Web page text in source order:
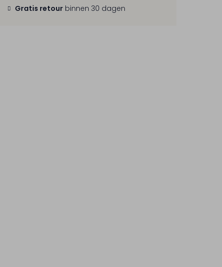
Gratis retour binnen 30 dagen